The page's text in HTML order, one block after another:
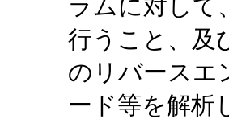
ラムに対して
行うこと、及
のリバースエ
ード等を解析